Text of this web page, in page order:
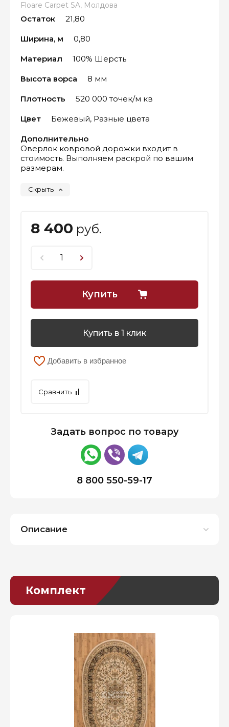
Floare Carpet SA, Молдова
Остаток 21,80
Ширина, м 0,80
Материал 100% Шерсть
Высота ворса 8 мм
Плотность 520 000 точек/м кв
Цвет Бежевый, Разные цвета
Дополнительно
Оверлок ковровой дорожки входит в
стоимость. Выполняем раскрой по вашим
размерам.
Скрыть
8 400 руб.
Купить
Купить в 1 клик
Добавить в избранное
Сравнить
Задать вопрос по товару
8 800 550-59-17
Описание
Комплект